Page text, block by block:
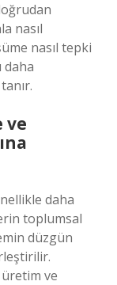
nasıl
nasıl tepki
daha
ve
daha
toplumsal
düzgün
ve